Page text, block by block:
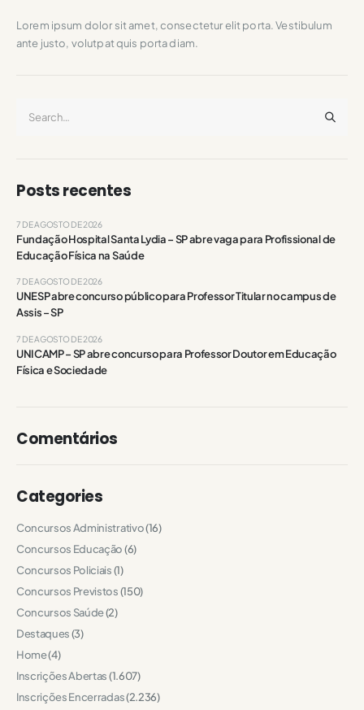
Lorem ipsum dolor sit amet, consectetur elit porta. Vestibulum
ante justo, volutpat quis porta diam.
Posts recentes
Fundação Hospital Santa Lydia – SP abre vaga para Profissional de
Educação Física na Saúde
7 DE AGOSTO DE 2026
UNESP abre concurso público para Professor Titular no campus de
Assis – SP
7 DE AGOSTO DE 2026
UNICAMP – SP abre concurso para Professor Doutor em Educação
Física e Sociedade
7 DE AGOSTO DE 2026
Comentários
Categories
Concursos Administrativo(16)
Concursos Educação(6)
Concursos Policiais(1)
Concursos Previstos(150)
Concursos Saúde(2)
Destaques(3)
Home(4)
Inscrições Abertas(1.607)
Inscrições Encerradas(2.236)